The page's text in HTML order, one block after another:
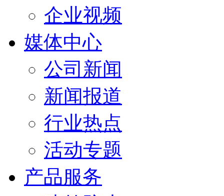
企业视频
媒体中心
公司新闻
新闻报道
行业热点
活动专题
产品服务